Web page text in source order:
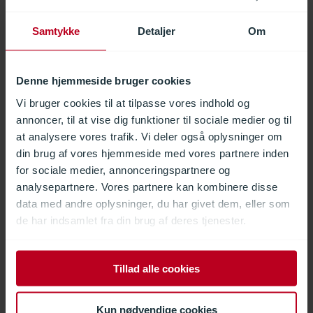
Samtykke Detaljer Om
Denne hjemmeside bruger cookies
Vi bruger cookies til at tilpasse vores indhold og
annoncer, til at vise dig funktioner til sociale medier og til
at analysere vores trafik. Vi deler også oplysninger om
din brug af vores hjemmeside med vores partnere inden
for sociale medier, annonceringspartnere og
analysepartnere. Vores partnere kan kombinere disse
data med andre oplysninger, du har givet dem, eller som
de har indsamlet fra din brug af deres tjenester.
Tillad alle cookies
Kun nødvendige cookies
Herning: En kunstby
konkurrence, som Herning Kommune udskrev efter at
mast har som alle andre master en ”arm” i toppen, og masten
har et yderst solidt fundament, idét den i forhold til
godkendelsen må bevæge sig ikke mindre end 3 meter i
toppen, det vil sige 1,5 meter i hver retning.
Tidligere har DAV NORDIC leveret master til en anden
kunstinstallation i Herning, nemlig en installation på Hernings
gågade, som blev opført i forbindelse med den årlige
belyser den i forskellige farver.